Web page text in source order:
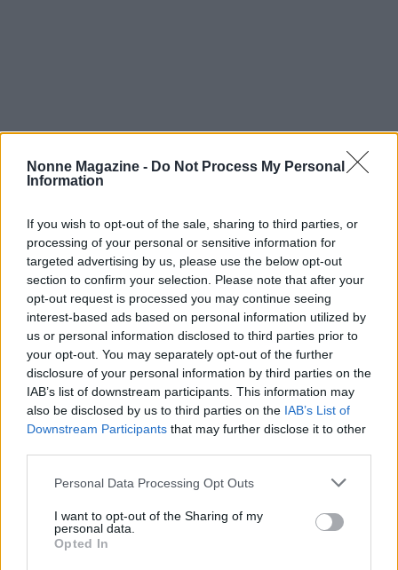
Nonne Magazine - Do Not Process My Personal
Information
If you wish to opt-out of the sale, sharing to third parties, or
processing of your personal or sensitive information for
targeted advertising by us, please use the below opt-out
section to confirm your selection. Please note that after your
opt-out request is processed you may continue seeing
interest-based ads based on personal information utilized by
us or personal information disclosed to third parties prior to
your opt-out. You may separately opt-out of the further
disclosure of your personal information by third parties on the
IAB’s list of downstream participants. This information may
also be disclosed by us to third parties on the IAB’s List of
Downstream Participants that may further disclose it to other
Please note that this website/app uses one or more Google
not limited to your visit or usage behaviour. You may click to
grant or deny consent to Google and its third-party tags to
use your data for below specified purposes in below Google
Personal Data Processing Opt Outs
I want to opt-out of the Sharing of my
personal data.
Opted In
AUTORE
AiAdhubMedia